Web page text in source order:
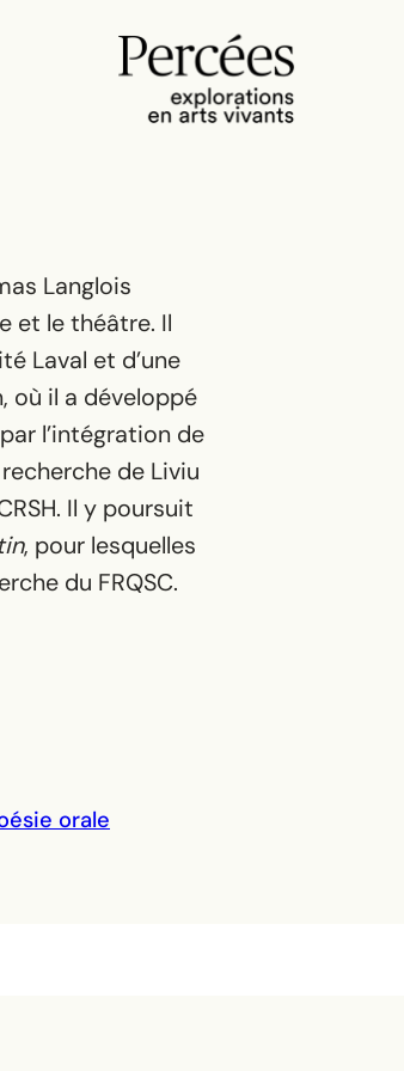
Langlois
et le théâtre. Il
Laval et d’une
où il a développé
l’intégration de
de Liviu
Il y poursuit
, pour lesquelles
du FRQSC.
orale